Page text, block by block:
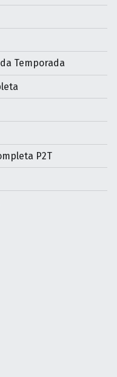
Temporada
P2T